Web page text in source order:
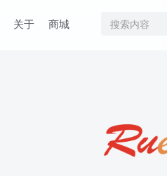
关于 商城